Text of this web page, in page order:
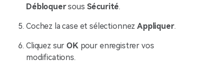
Débloquersous Sécurité.
Cochez la case et sélectionnezAppliquer.
Cliquez sur OKpour enregistrer vos
modifications.